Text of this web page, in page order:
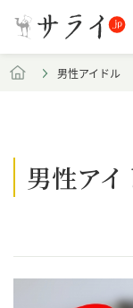
男性アイドル
男性アイ